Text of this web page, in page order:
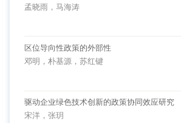
孟晓雨，马海涛
区位导向性政策的外部性
邓明，朴基源，苏红键
驱动企业绿色技术创新的政策协同效应研究
宋洋，张玥